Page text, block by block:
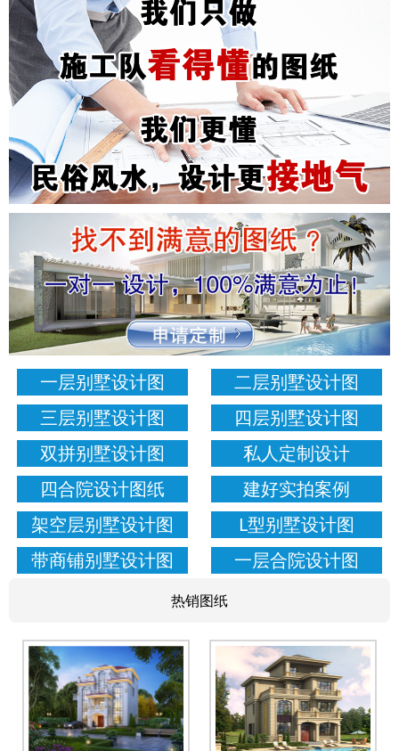
一层别墅设计图
二层别墅设计图
三层别墅设计图
四层别墅设计图
双拼别墅设计图
私人定制设计
四合院设计图纸
建好实拍案例
架空层别墅设计图
L型别墅设计图
带商铺别墅设计图
一层合院设计图
热销图纸